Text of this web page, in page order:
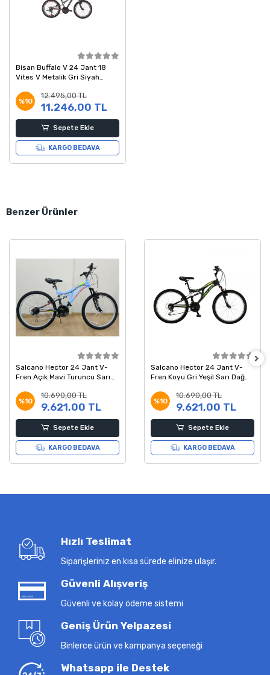
Bisan Buffalo V 24 Jant 18
Vites V Metalik Gri Siyah
Kadro
%10
12.495,00 TL
11.246,00 TL
Sepete Ekle
KARGO BEDAVA
Benzer Ürünler
Salcano Hector 24 Jant V-
Fren Açık Mavi Turuncu Sarı
%10
10.690,00 TL
9.621,00 TL
Sepete Ekle
KARGO BEDAVA
Salcano Hector 24 Jant V-
Fren Koyu Gri Yeşil Sarı Dağ
%10
10.690,00 TL
9.621,00 TL
Sepete Ekle
KARGO BEDAVA
Hızlı Teslimat
Siparişleriniz en kısa sürede elinize ulaşır.
Güvenli Alışveriş
Güvenli ve kolay ödeme sistemi
Geniş Ürün Yelpazesi
Binlerce ürün ve kampanya seçeneği
Whatsapp ile Destek